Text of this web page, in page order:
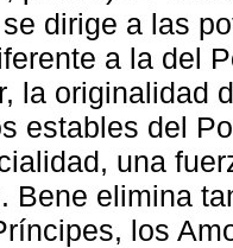
dirige a las
a la del
la originalidad
estables del
una
Bene elimina
los